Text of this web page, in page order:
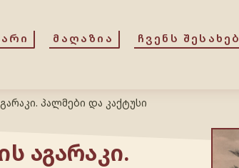
ᲛᲐᲦᲐᲖᲘᲐ ᲩᲕᲔᲜᲡ ᲨᲔᲡᲐᲮᲔᲑ
პალმები და კაქტუსი
აგარაკი.